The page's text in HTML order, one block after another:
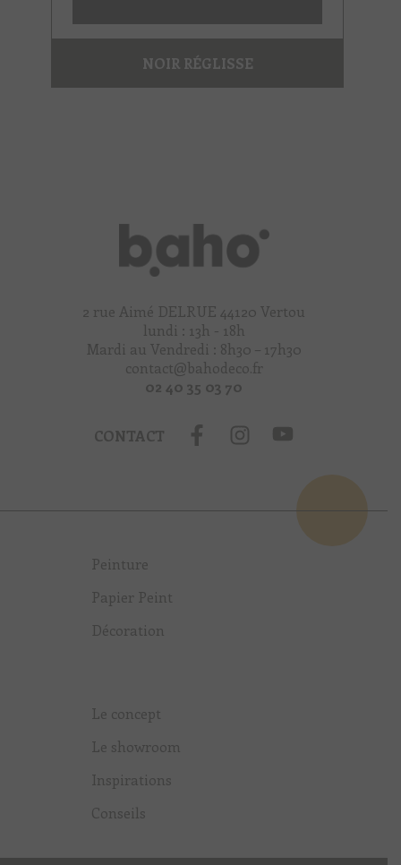
NOIR RÉGLISSE
2 rue Aimé DELRUE 44120 Vertou
lundi : 13h - 18h
Mardi au Vendredi : 8h30 – 17h30
contact@bahodeco.fr
02 40 35 03 70
CONTACT
Peinture
Papier Peint
Décoration
Le concept
Le showroom
Inspirations
Conseils